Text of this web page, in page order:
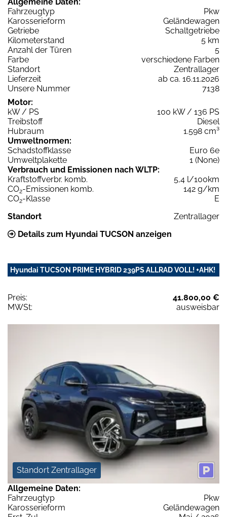
Fahrzeugtyp
Pkw
Karosserieform
Geländewagen
Getriebe
Schaltgetriebe
Kilometerstand
5 km
Anzahl der Türen
5
Farbe
verschiedene Farben
Standort
Zentrallager
Lieferzeit
ab ca. 16.11.2026
Unsere Nummer
7138
Motor:
kW / PS
100 kW / 136 PS
Treibstoff
Diesel
Hubraum
1.598 cm³
Umweltnormen:
Schadstoffklasse
Euro 6e
Umweltplakette
1 (None)
Verbrauch und Emissionen nach WLTP:
Kraftstoffverbr. komb.
5,4 l/100km
CO2-Emissionen komb.
142 g/km
CO2-Klasse
E
Standort
Zentrallager
Details zum Hyundai TUCSON anzeigen
Hyundai TUCSON PRIME HYBRID 239PS ALLRAD VOLL! +AHK!
Preis:
41.800,00 €
MWSt:
ausweisbar
Standort Zentrallager
Allgemeine Daten:
Fahrzeugtyp
Pkw
Karosserieform
Geländewagen